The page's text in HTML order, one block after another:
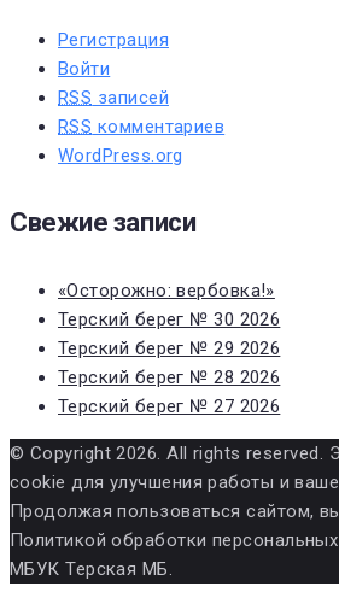
Регистрация
Войти
RSS записей
RSS комментариев
WordPress.org
Свежие записи
«Осторожно: вербовка!»
Терский берег № 30 2026
Терский берег № 29 2026
Терский берег № 28 2026
Терский берег № 27 2026
© Copyright 2026. All rights reserved.
cookie для улучшения работы и
Продолжая пользоваться сайтом,
Политикой обработки
МБУК Терская МБ.